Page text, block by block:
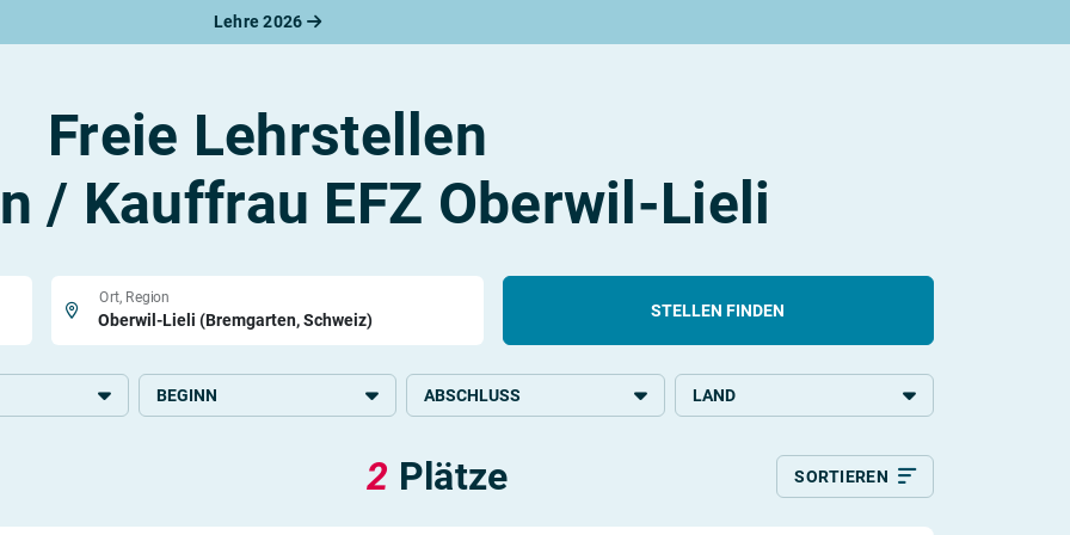
Lehre 2026
Freie Lehrstellen
/ Kauffrau EFZ Oberwil-Lieli
Ort, Region
STELLEN FINDEN
Büro und
BEGINN ABSCHLUSS LAND
2 Plätze SORTIEREN